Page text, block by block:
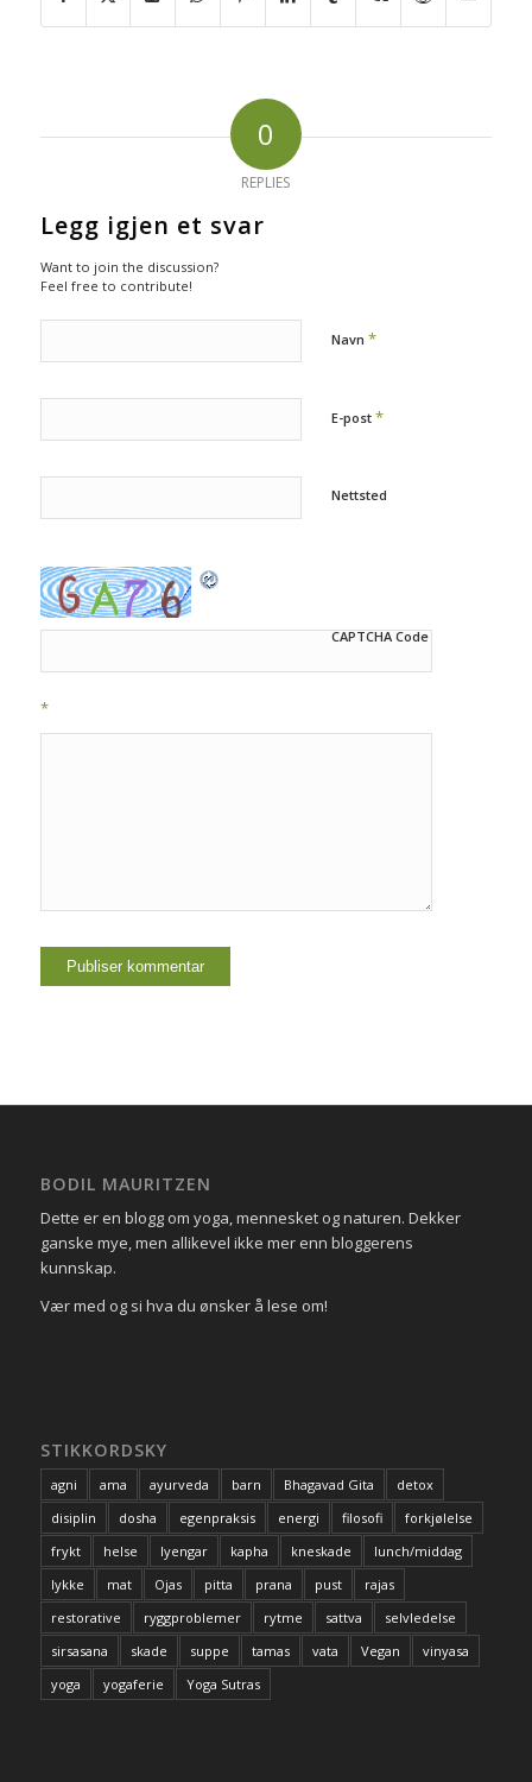
0
REPLIES
Legg igjen et svar
Want to join the discussion?
Feel free to contribute!
Navn *
E-post *
Nettsted
CAPTCHA Code
*
BODIL MAURITZEN
Dette er en blogg om yoga, mennesket og naturen. Dekker
ganske mye, men allikevel ikke mer enn bloggerens
kunnskap.
Vær med og si hva du ønsker å lese om!
STIKKORDSKY
agni ama ayurveda barn Bhagavad Gita
detox
disiplin
dosha egenpraksis energi filosofi
forkjølelse
frykt
helse Iyengar kapha kneskade
lunch/middag
lykke
mat Ojas pitta prana pust
rajas
restorative
ryggproblemer rytme sattva
selvledelse
sirsasana
skade suppe tamas vata Vegan
vinyasa
yoga
yogaferie Yoga Sutras